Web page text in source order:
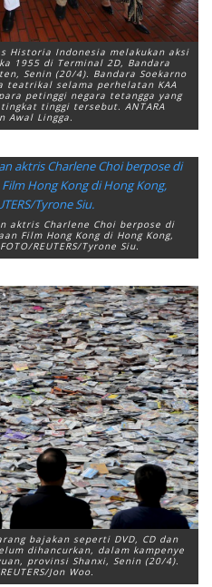
Historia Indonesia melakukan aksi
1955 di Terminal 2D, Bandara
Senin (20/4). Bandara Soekarno
teatrikal selama perhelatan KAA
petinggi negara tetangga yang
tinggi tersebut. ANTARA
Awal Lingga.
aktris Charlene Choi berpose di
Film Hong Kong di Hong Kong,
REUTERS/Tyrone Siu.
bajakan seperti DVD, CD dan
dihancurkan, dalam kampenye
provinsi Shanxi, Senin (20/4).
Jon Woo.